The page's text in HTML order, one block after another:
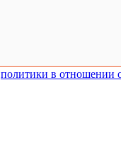
политики в отношении